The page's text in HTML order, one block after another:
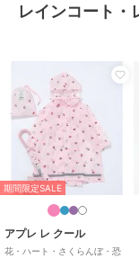
【ご利用シーン】
プレゼント 贈り物
ブランド
ショップ
商品カテゴリ
性別タイプ
レインコート・
期間限定SALE
アプレ レ クール
花・ハート・さくらんぼ・恐